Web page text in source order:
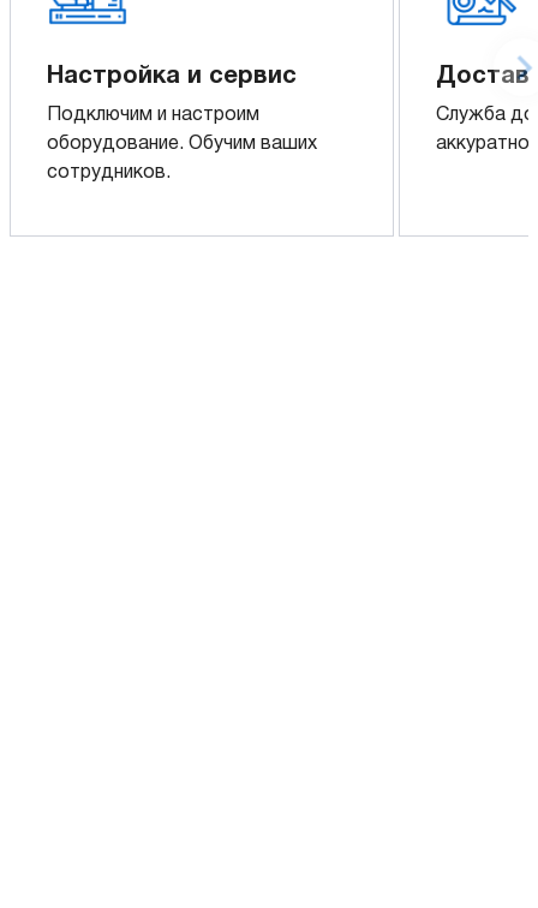
Настройка и сервис
Подключим и настроим
оборудование. Обучим ваших
сотрудников.
Служба
аккуратно